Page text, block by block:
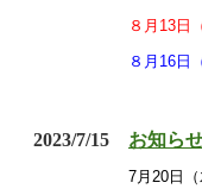
８月13日
８月16日
2023/7/15 お知ら
7 月20 日